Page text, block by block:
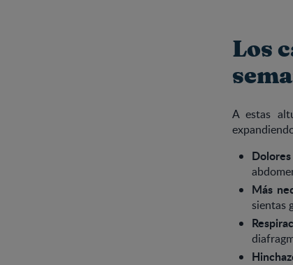
Los
A estas
Más
sientas